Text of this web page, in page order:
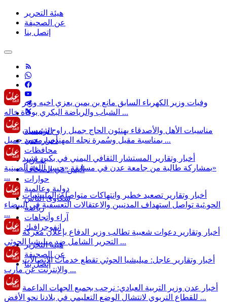
هيئة التحرير
عن الصحيفة
إتصل بنا
الرئيسية
أخبار عدن
محافظات
تقـارير
اليمن في الصحافة
حوارات
دولية وعالمية
شكاوى الناس
رياضة
آراء وأتجاهات
انفوجرافيك
هيئة التحرير
عن الصحيفة
إتصل بنا
وفيات وزير الكهرباء السابق مانع بن يمين يعزي اخيه وزير
الشباب والرياضة البكري بوفاة خاله ...
مناسبات الأهل والأصدقاء يهنئون الحاج جميل راوح شمسان
بمناسبة مقيل وسُمرة نجله المهندس محمد جميل ...
أخبار وتقارير
المستشار الثقافي اليمني في بكين يشيد
بمشاركة طالبة من جامعة عدن في مسابقة «جسر اللغة الصينية»
...
أخبار وتقارير تصعيد خطير وانتهاكات متواصلة: المليشيات
الحو.ثية تواصل استهداف المدنيين والاعتقالات التعسفية في البيضاء
...
أخبار وتقارير دعوات شعبية تطالب وزير الدفاع بإعلان معركة
التحرير الشامل ضد ميليشيا الحوثي ...
أخبار وتقارير
عاجل: ميليشيا الحوثي تقطع خدمات الاتصالات
والإنترنت عن مأرب ...
أخبار عدن وزير التربية العبادي: نرحب بجميع الجهات الداعمة
للقطاع التربوي لانتشال الوضع التعليمي في بلادنا نحو الأفض ...